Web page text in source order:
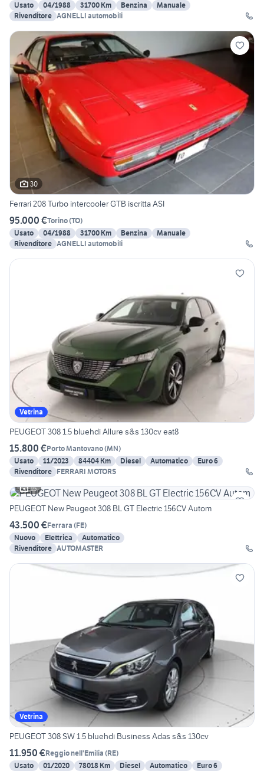
Usato
04/1988 31700 Km Benzina
Manuale
Rivenditore AGNELLI automobili
30
Ferrari 208 Turbo intercooler GTB iscritta ASI
95.000 €Torino(TO)
Usato
04/1988 31700 Km Benzina
Manuale
Rivenditore AGNELLI automobili
Vetrina
PEUGEOT 308 1.5 bluehdi Allure s&s 130cv eat8
15.800 €Porto Mantovano(MN)
Usato
11/2023 84404 Km Diesel Automatico
Euro 6
Rivenditore FERRARI MOTORS
15
PEUGEOT New Peugeot 308 BL GT Electric 156CV Autom
43.500 €Ferrara (FE)
Nuovo
Elettrica
Automatico
Rivenditore AUTOMASTER
Vetrina
PEUGEOT 308 SW 1.5 bluehdi Business Adas s&s 130cv
11.950 €Reggio nell'Emilia (RE)
Usato
01/2020 78018 Km Diesel Automatico
Euro 6